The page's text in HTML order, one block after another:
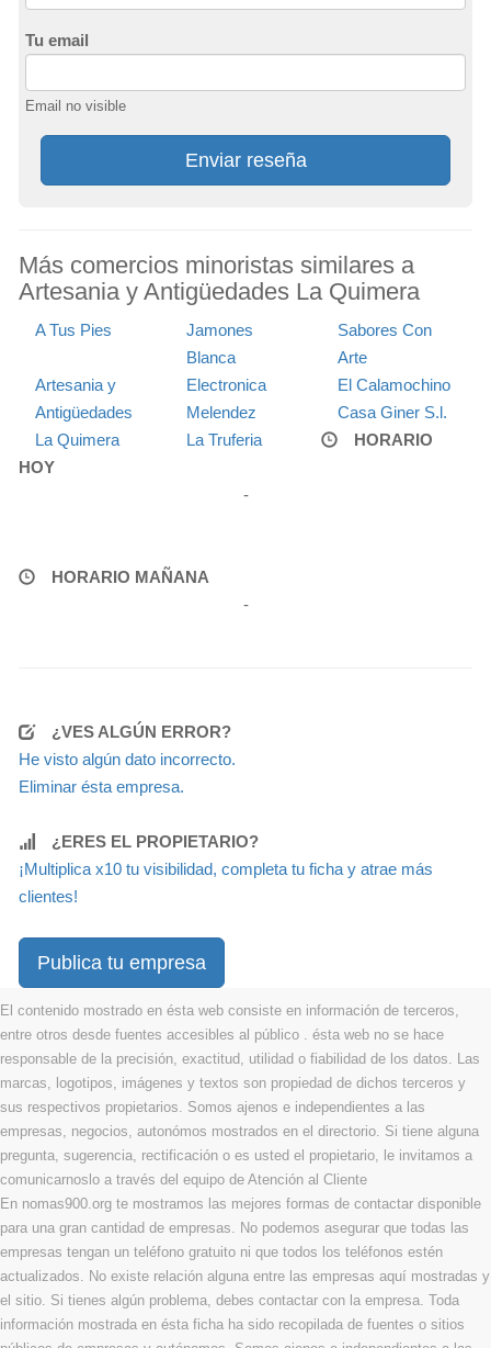
Tu email
Email no visible
Enviar reseña
Más comercios minoristas similares a
Artesania y Antigüedades La Quimera
A Tus Pies
Jamones
Blanca
Sabores Con
Arte
Artesania y
Antigüedades
La Quimera
Electronica
Melendez
El Calamochino
Casa Giner S.l.
La Truferia
HORARIO
HOY
-
HORARIO MAÑANA
-
¿VES ALGÚN ERROR?
He visto algún dato incorrecto.
Eliminar ésta empresa.
¿ERES EL PROPIETARIO?
¡Multiplica x10 tu visibilidad, completa tu ficha y atrae más
clientes!
Publica tu empresa
El contenido mostrado en ésta web consiste en información de terceros,
entre otros desde fuentes accesibles al público . ésta web no se hace
responsable de la precisión, exactitud, utilidad o fiabilidad de los datos. Las
marcas, logotipos, imágenes y textos son propiedad de dichos terceros y
sus respectivos propietarios. Somos ajenos e independientes a las
empresas, negocios, autonómos mostrados en el directorio. Si tiene alguna
pregunta, sugerencia, rectificación o es usted el propietario, le invitamos a
comunicarnoslo a través del equipo de Atención al Cliente
En nomas900.org te mostramos las mejores formas de contactar disponible
para una gran cantidad de empresas. No podemos asegurar que todas las
empresas tengan un teléfono gratuito ni que todos los teléfonos estén
actualizados. No existe relación alguna entre las empresas aquí mostradas y
el sitio. Si tienes algún problema, debes contactar con la empresa. Toda
información mostrada en ésta ficha ha sido recopilada de fuentes o sitios